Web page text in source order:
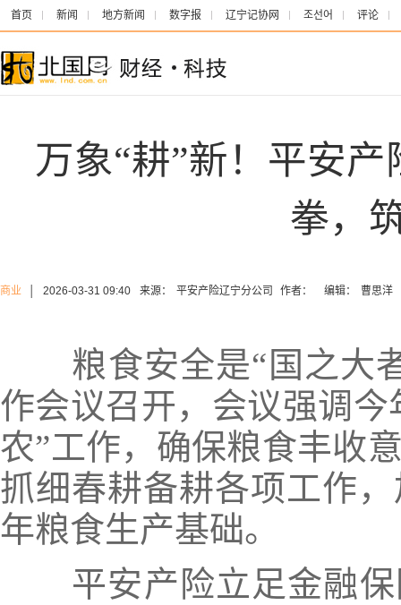
首页 新闻 地方新闻 数字报 辽宁记协网 조선어 评论
万象“耕”新！平安
拳，
商业 2026-03-31 09:40 来源： 平安产险辽宁分公司 作者： 编辑： 曹思洋
粮食安全是“国之大
作会议召开，会议强调今
农”工作，确保粮食丰收
抓细春耕备耕各项工作
年粮食生产基础。
平安产险立足金融